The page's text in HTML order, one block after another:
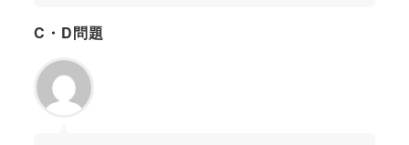
C・D問題